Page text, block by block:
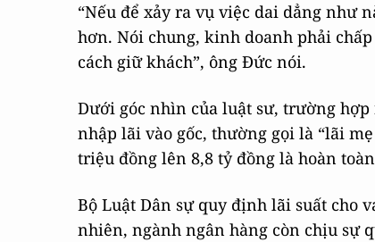
“Nếu để xảy ra vụ việc dai dẳng như
hơn. Nói chung, kinh doanh phải
cách giữ khách”, ông Đức nói.
Dưới góc nhìn của luật sư, trường
nhập lãi vào gốc, thường gọi là “lãi
triệu đồng lên 8,8 tỷ đồng là hoàn
Bộ Luật Dân sự quy định lãi suất cho
nhiên, ngành ngân hàng còn chịu sự